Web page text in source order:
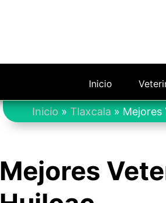
Inicio
Inicio »Tlaxcala » Mejores
Mejores